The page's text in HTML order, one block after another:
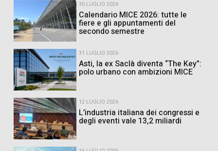
30 LUGLIO 2026
Calendario MICE 2026: tutte le
fiere e gli appuntamenti del
secondo semestre
31 LUGLIO 2026
Asti, la ex Saclà diventa “The Key”:
polo urbano con ambizioni MICE
12 LUGLIO 2026
L’industria italiana dei congressi e
degli eventi vale 13,2 miliardi